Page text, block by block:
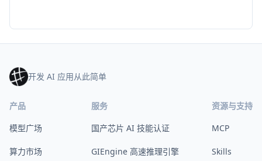
开发 AI 应用从此简单
产品
模型广场
算力市场
服务
国产芯片 AI 技能认证
GIEngine 高速推理引擎
资源与支持
MCP
Skills